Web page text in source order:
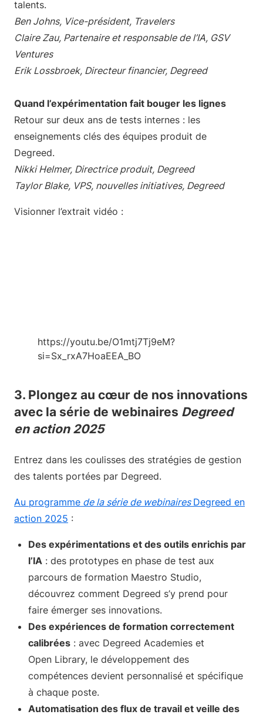
talents.
Ben Johns, Vice-président, Travelers
Claire Zau, Partenaire et responsable de l’IA, GSV
Ventures
Erik Lossbroek, Directeur financier, Degreed
Quand l’expérimentation fait bouger les lignes
Retour sur deux ans de tests internes : les
enseignements clés des équipes produit de
Degreed.
Nikki Helmer, Directrice produit, Degreed
Taylor Blake, VPS, nouvelles initiatives, Degreed
Visionner l’extrait vidéo :
https://youtu.be/O1mtj7Tj9eM?
si=Sx_rxA7HoaEEA_BO
3. Plongez au cœur de nos innovations
avec la série de webinaires Degreed
en action 2025
Entrez dans les coulisses des stratégies de gestion
des talents portées par Degreed.
Au programme de la série de webinaires Degreed en
action 2025 :
Des expérimentations et des outils enrichis par
l’IA : des prototypes en phase de test aux
parcours de formation Maestro Studio,
découvrez comment Degreed s’y prend pour
faire émerger ses innovations.
Des expériences de formation correctement
calibrées : avec Degreed Academies et
Open Library, le développement des
compétences devient personnalisé et spécifique
à chaque poste.
Automatisation des flux de travail et veille des